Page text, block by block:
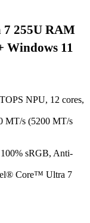
7 255U RAM
Windows 11
NPU, 12 cores,
MT/s (5200 MT/s
sRGB, Anti-
Core™ Ultra 7